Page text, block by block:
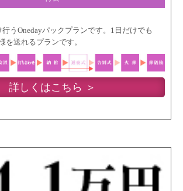
うOnedayパックプランです。1日だけでも
を送れるプランです。
詳しくはこちら ＞